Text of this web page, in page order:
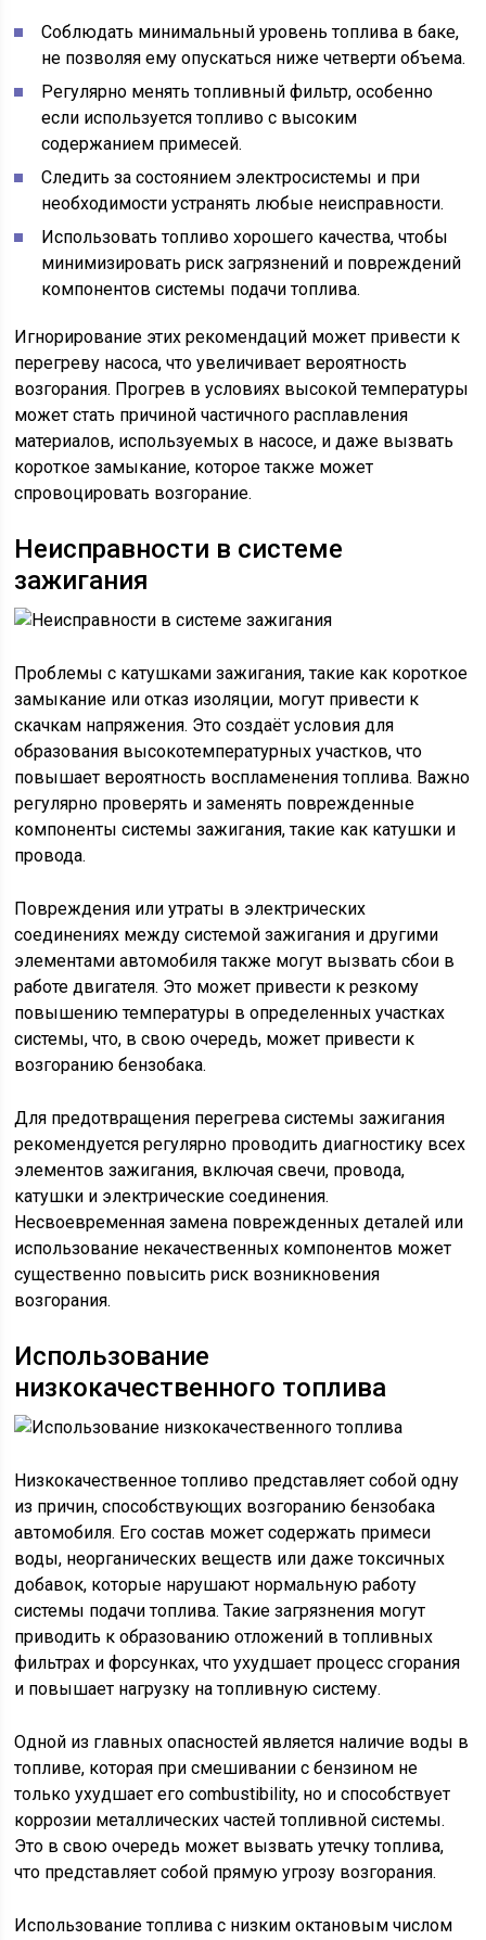
Соблюдать минимальный уровень топлива в баке,
не позволяя ему опускаться ниже четверти объема.
Регулярно менять топливный фильтр, особенно
если используется топливо с высоким
содержанием примесей.
Следить за состоянием электросистемы и при
необходимости устранять любые неисправности.
Использовать топливо хорошего качества, чтобы
минимизировать риск загрязнений и повреждений
компонентов системы подачи топлива.
Игнорирование этих рекомендаций может привести к
перегреву насоса, что увеличивает вероятность
возгорания. Прогрев в условиях высокой температуры
может стать причиной частичного расплавления
материалов, используемых в насосе, и даже вызвать
короткое замыкание, которое также может
спровоцировать возгорание.
Неисправности в системе
зажигания
Проблемы с катушками зажигания, такие как короткое
замыкание или отказ изоляции, могут привести к
скачкам напряжения. Это создаёт условия для
образования высокотемпературных участков, что
повышает вероятность воспламенения топлива. Важно
регулярно проверять и заменять поврежденные
компоненты системы зажигания, такие как катушки и
провода.
Повреждения или утраты в электрических
соединениях между системой зажигания и другими
элементами автомобиля также могут вызвать сбои в
работе двигателя. Это может привести к резкому
повышению температуры в определенных участках
системы, что, в свою очередь, может привести к
возгоранию бензобака.
Для предотвращения перегрева системы зажигания
рекомендуется регулярно проводить диагностику всех
элементов зажигания, включая свечи, провода,
катушки и электрические соединения.
Несвоевременная замена поврежденных деталей или
использование некачественных компонентов может
существенно повысить риск возникновения
возгорания.
Использование
низкокачественного топлива
Низкокачественное топливо представляет собой одну
из причин, способствующих возгоранию бензобака
автомобиля. Его состав может содержать примеси
воды, неорганических веществ или даже токсичных
добавок, которые нарушают нормальную работу
системы подачи топлива. Такие загрязнения могут
приводить к образованию отложений в топливных
фильтрах и форсунках, что ухудшает процесс сгорания
и повышает нагрузку на топливную систему.
Одной из главных опасностей является наличие воды в
топливе, которая при смешивании с бензином не
только ухудшает его combustibility, но и способствует
коррозии металлических частей топливной системы.
Это в свою очередь может вызвать утечку топлива,
что представляет собой прямую угрозу возгорания.
Использование топлива с низким октановым числом